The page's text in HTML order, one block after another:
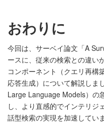
おわりに
今回は、サーベイ論文「A
ースに、従来の検索との違い
コンポーネント（クエリ再構
応答生成）について解説しま
Large Language Models）の
し、より直感的でインテリジ
話型検索の実現を加速していま